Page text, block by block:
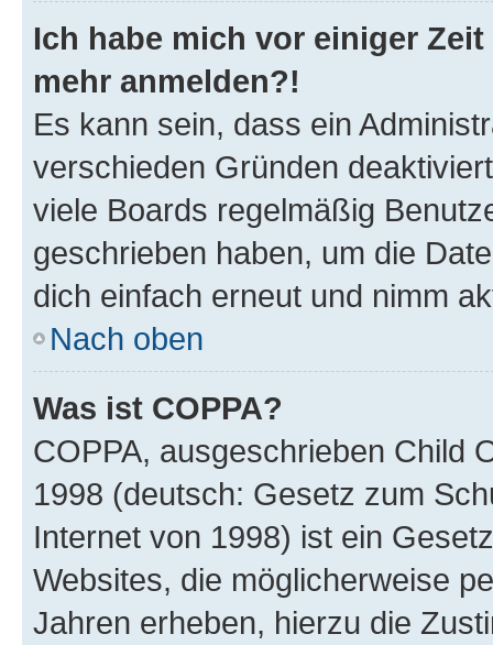
Ich habe mich vor einiger
mehr anmelden?!
Es kann sein, dass ein
verschieden Gründen
viele Boards regelmäßig
geschrieben haben, um die
dich einfach erneut und nimm
Nach oben
Was ist COPPA?
COPPA, ausgeschrieben Child
1998 (deutsch: Gesetz zum
Internet von 1998) ist ein
Websites, die möglicherweise
Jahren erheben, hierzu die